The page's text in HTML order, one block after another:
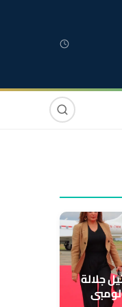
صوت وصورة
جلالة